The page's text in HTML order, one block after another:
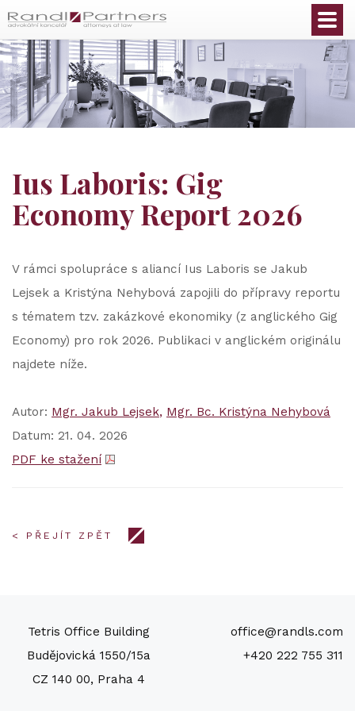
Ius Laboris: Gig
Economy Report 2026
V rámci spolupráce s aliancí Ius Laboris se Jakub
Lejsek a Kristýna Nehybová zapojili do přípravy reportu
s tématem tzv. zakázkové ekonomiky (z anglického Gig
Economy) pro rok 2026. Publikaci v anglickém originálu
najdete níže.
Autor: Mgr. Jakub Lejsek Mgr. Bc. Kristýna Nehybová
Datum: 21. 04. 2026
PDF ke stažení
< PŘEJÍT ZPĚT
Tetris Office Building
Budějovická 1550/15a
CZ 140 00, Praha 4
office@randls.com
+420 222 755 311
Čeština